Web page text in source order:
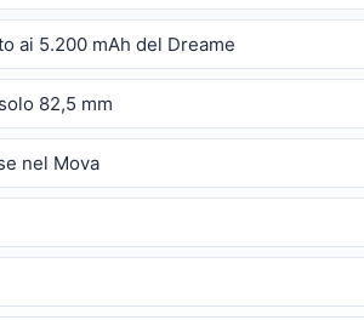
ai 5.200 mAh del Dreame
82,5 mm
nel Mova